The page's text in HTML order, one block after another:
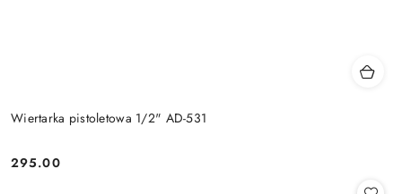
Wiertarka pistoletowa 1/2" AD-531
Cena:
295.00